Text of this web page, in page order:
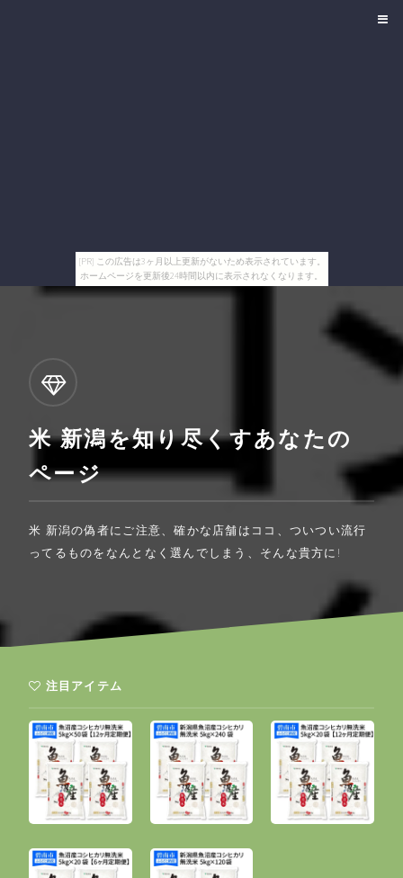
[PR] この広告は3ヶ月以上更新がないため表示されています。
ホームページを更新後24時間以内に表示されなくなります。
米 新潟を知り尽くすあなたの
ページ
米 新潟の偽者にご注意、確かな店舗はココ、ついつい流行
ってるものをなんとなく選んでしまう、そんな貴方に!
注目アイテム